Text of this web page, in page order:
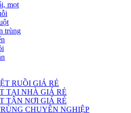
mọt
trùng
RUỒI GIÁ RẺ
TẠI NHÀ GIÁ RẺ
TẬN NƠI GIÁ RẺ
CHUYÊN NGHIỆP